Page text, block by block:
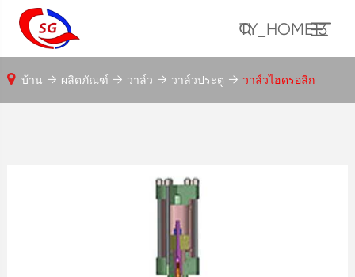
TY_HOME13
บ้าน ผลิตภัณฑ์ วาล์ว วาล์วประตู วาล์วไฮดรอลิก